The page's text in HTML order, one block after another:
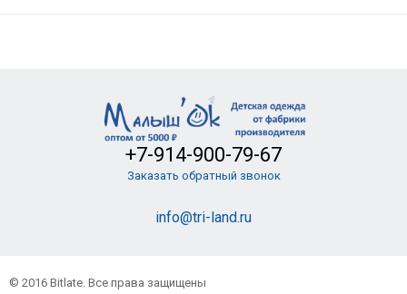
+7-914-900-79-67
Заказать обратный звонок
info@tri-land.ru
© 2016 Bitlate. Все права защищены